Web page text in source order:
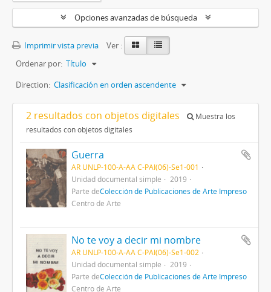
Opciones avanzadas de búsqueda
Imprimir vista previa
Ver :
Ordenar por: Título
Direction: Clasificación en orden ascendente
2 resultados con objetos digitales
Muestra los
resultados con objetos digitales
Guerra
AR UNLP-100-A-AA C-PAI(06)-Se1-001
Unidad documental simple
2019
Parte deColección de Publicaciones de Arte Impreso
Centro de Arte
No te voy a decir mi nombre
AR UNLP-100-A-AA C-PAI(06)-Se1-002
Unidad documental simple
2019
Parte deColección de Publicaciones de Arte Impreso
Centro de Arte